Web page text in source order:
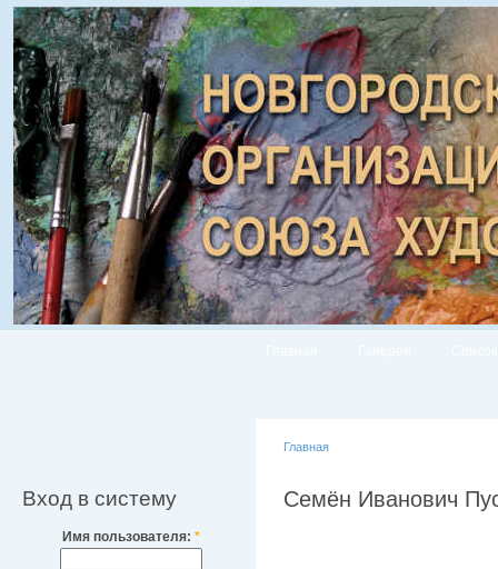
Вход в систему
Имя пользователя: *
Главная
Семён Иванович